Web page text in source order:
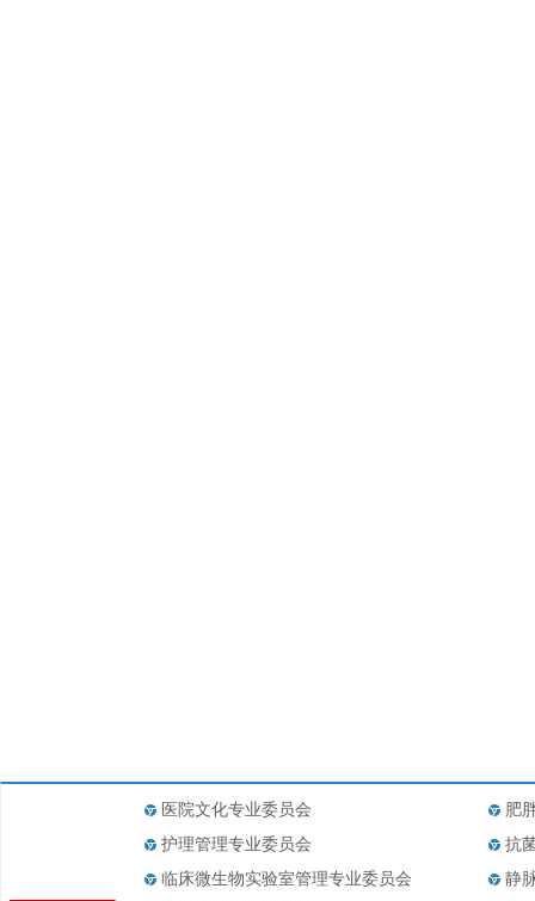
医院文化专业委员会
肥
护理管理专业委员会
抗
临床微生物实验室管理专业委员会
静